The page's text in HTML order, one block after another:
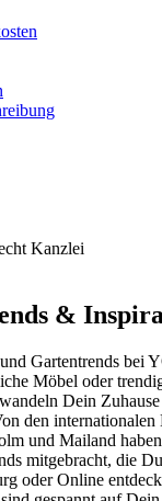
Kanzlei
&
Gartentrends bei
Möbel oder
Dein
den internationalen
und Mailand
mitgebracht, die
oder Online